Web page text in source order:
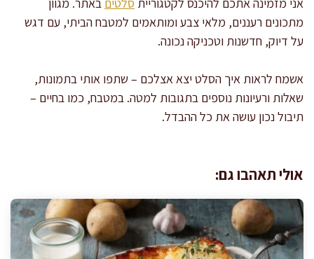
מתכונים רעננים, מלאי צבע ומותאמים למטבח הביתי, עם דגש
על דיוק, חדשנות וטכניקה נכונה.
אשמח לראות איך הסלט יצא אצלכם – שתפו אותי בתמונות,
שאלות ורעיונות נוספים בתגובות למטה. במטבח, כמו בחיים –
תיבול נכון עושה את כל ההבדל.
אולי תאהבו גם: